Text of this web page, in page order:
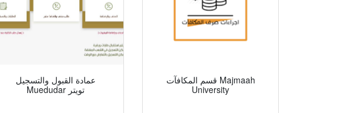
عمادة القبول والتسجيل
Muedudar تويتر
قسم المكافآت Majmaah
University